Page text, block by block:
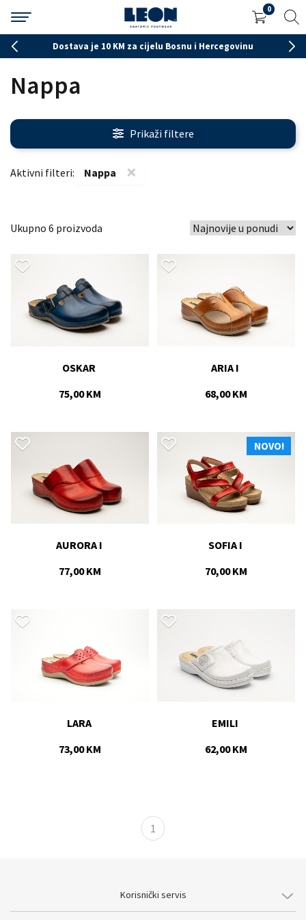
0
Dostava je 10 KM za cijelu Bosnu i Hercegovinu
Nappa
Prikaži filtere
Aktivni filteri: ×
Nappa
6
OSKAR
75,00 KM
ARIA I
68,00 KM
AURORA I
77,00 KM
NOVO!
SOFIA I
70,00 KM
LARA
73,00 KM
EMILI
62,00 KM
1
Korisnički servis